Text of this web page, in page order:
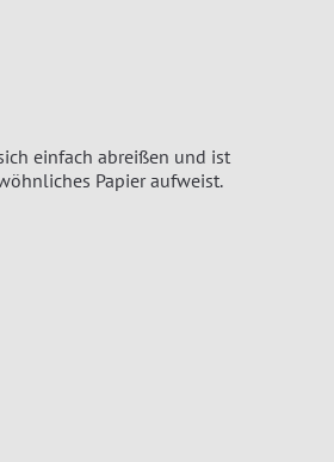
einfach abreißen und ist
Papier aufweist.